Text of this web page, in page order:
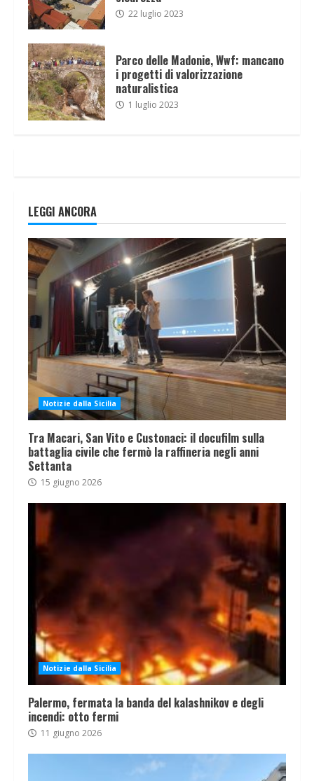
22 luglio 2023
Parco delle Madonie, Wwf: mancano
i progetti di valorizzazione
naturalistica
1 luglio 2023
LEGGI ANCORA
Notizie dalla Sicilia
Tra Macari, San Vito e Custonaci: il docufilm sulla
battaglia civile che fermò la raffineria negli anni
Settanta
15 giugno 2026
Notizie dalla Sicilia
Palermo, fermata la banda del kalashnikov e degli
incendi: otto fermi
11 giugno 2026